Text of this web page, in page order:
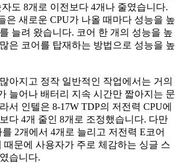
도 8개로 이전보다 4개나 줄였습니다.
은 새로운 CPU가 나올 때마다 성능을 높
늘려 왔습니다. 코어 한 개의 성능을 높
은 코어를 탑재하는 방법으로 성능을 높
아지고 정작 일반적인 작업에서는 거의
늘어나 배터리 지속 시간만 짧아지는 문
서 인텔은 8-17W TDP의 저전력 CPU에
다 4개 줄인 8개로 조정했습니다. 다만
2개에서 4개로 늘리고 저전력 E코어
때문에 사용자가 주로 체감하는 싱글 스
습니다.